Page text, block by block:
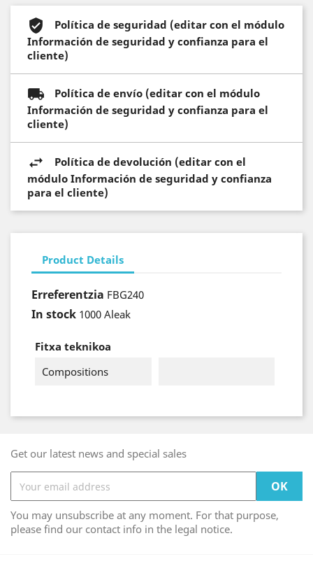
Política de seguridad (editar con el módulo
Información de seguridad y confianza para el
cliente)
Política de envío (editar con el módulo
Información de seguridad y confianza para el
cliente)
Política de devolución (editar con el
módulo Información de seguridad y confianza
para el cliente)
Product Details
Erreferentzia FBG240
In stock 1000 Aleak
Fitxa teknikoa
Compositions
Get our latest news and special sales
You may unsubscribe at any moment. For that purpose,
please find our contact info in the legal notice.